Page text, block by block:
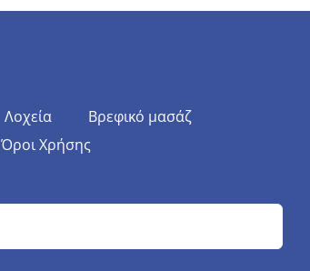
Λοχεία
Βρεφικό μασάζ
Όροι Χρήσης